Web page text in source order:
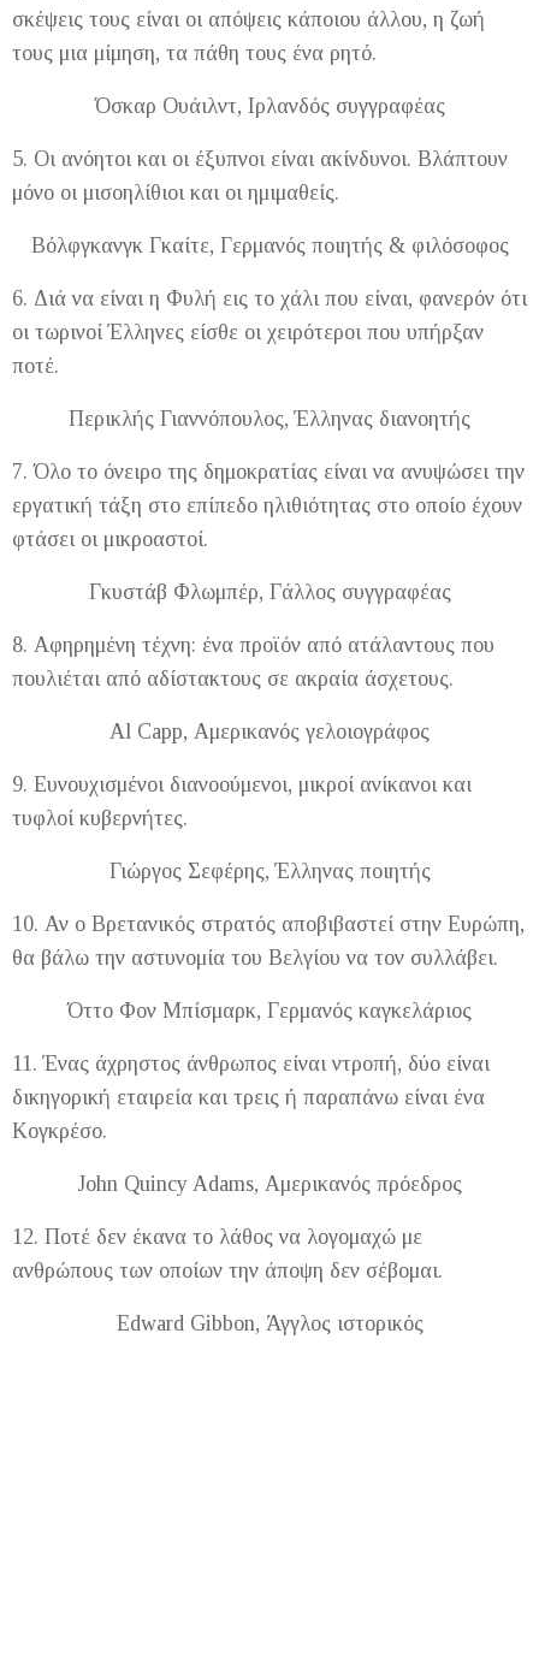
σκέψεις τους είναι οι απόψεις κάποιου άλλου, η ζωή
τους μια μίμηση, τα πάθη τους ένα ρητό.
Όσκαρ Ουάιλντ, Ιρλανδός συγγραφέας
5. Οι ανόητοι και οι έξυπνοι είναι ακίνδυνοι. Βλάπτουν
μόνο οι μισοηλίθιοι και οι ημιμαθείς.
Βόλφγκανγκ Γκαίτε, Γερμανός ποιητής & φιλόσοφος
6. Διά να είναι η Φυλή εις το χάλι που είναι, φανερόν ότι
οι τωρινοί Έλληνες είσθε οι χειρότεροι που υπήρξαν
ποτέ.
Περικλής Γιαννόπουλος, Έλληνας διανοητής
7. Όλο το όνειρο της δημοκρατίας είναι να ανυψώσει την
εργατική τάξη στο επίπεδο ηλιθιότητας στο οποίο έχουν
φτάσει οι μικροαστοί.
Γκυστάβ Φλωμπέρ, Γάλλος συγγραφέας
8. Αφηρημένη τέχνη: ένα προϊόν από ατάλαντους που
πουλιέται από αδίστακτους σε ακραία άσχετους.
Al Capp, Αμερικανός γελοιογράφος
9. Ευνουχισμένοι διανοούμενοι, μικροί ανίκανοι και
τυφλοί κυβερνήτες.
Γιώργος Σεφέρης, Έλληνας ποιητής
10. Αν ο Βρετανικός στρατός αποβιβαστεί στην Ευρώπη,
θα βάλω την αστυνομία του Βελγίου να τον συλλάβει.
Όττο Φον Μπίσμαρκ, Γερμανός καγκελάριος
11. Ένας άχρηστος άνθρωπος είναι ντροπή, δύο είναι
δικηγορική εταιρεία και τρεις ή παραπάνω είναι ένα
Κογκρέσο.
John Quincy Adams, Αμερικανός πρόεδρος
12. Ποτέ δεν έκανα το λάθος να λογομαχώ με
ανθρώπους των οποίων την άποψη δεν σέβομαι.
Edward Gibbon, Άγγλος ιστορικός